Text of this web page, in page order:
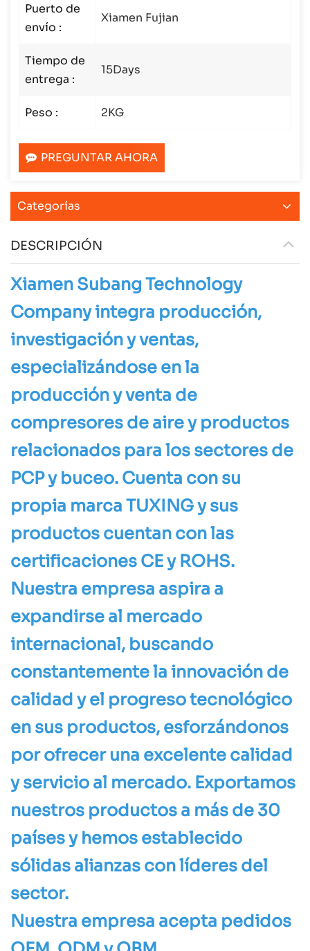
Puerto de
envío :
Xiamen Fujian
Tiempo de
entrega :
15Days
Peso : 2KG
PREGUNTAR AHORA
Categorías
DESCRIPCIÓN
Xiamen Subang Technology
Company integra producción,
investigación y ventas,
especializándose en la
producción y venta de
compresores de aire y productos
relacionados para los sectores de
PCP y buceo. Cuenta con su
propia marca TUXING y sus
productos cuentan con las
certificaciones CE y ROHS.
Nuestra empresa aspira a
expandirse al mercado
internacional, buscando
constantemente la innovación de
calidad y el progreso tecnológico
en sus productos, esforzándonos
por ofrecer una excelente calidad
y servicio al mercado. Exportamos
nuestros productos a más de 30
países y hemos establecido
sólidas alianzas con líderes del
sector.
Nuestra empresa acepta pedidos